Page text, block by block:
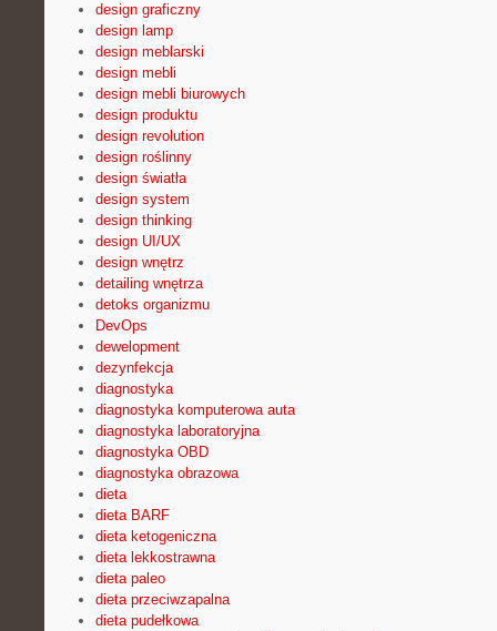
design graficzny
design lamp
design meblarski
design mebli
design mebli biurowych
design produktu
design revolution
design roślinny
design światła
design system
design thinking
design UI/UX
design wnętrz
detailing wnętrza
detoks organizmu
DevOps
dewelopment
dezynfekcja
diagnostyka
diagnostyka komputerowa auta
diagnostyka laboratoryjna
diagnostyka OBD
diagnostyka obrazowa
dieta
dieta BARF
dieta ketogeniczna
dieta lekkostrawna
dieta paleo
dieta przeciwzapalna
dieta pudełkowa